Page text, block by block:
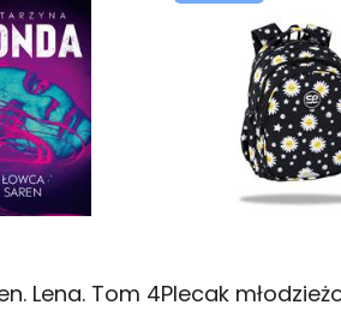
Lena. Tom 4